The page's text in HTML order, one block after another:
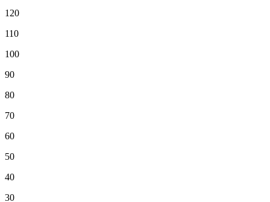
120
110
100
90
80
70
60
50
40
30